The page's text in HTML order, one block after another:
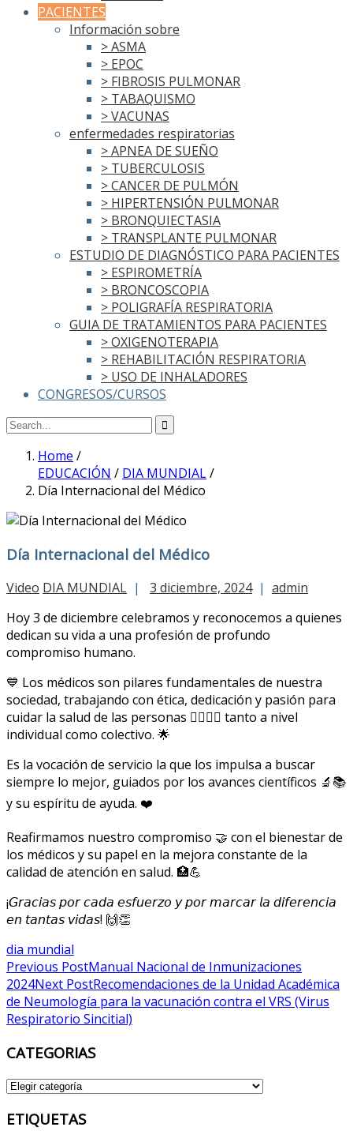
PACIENTES
Información sobre
> ASMA
> EPOC
> FIBROSIS PULMONAR
> TABAQUISMO
> VACUNAS
enfermedades respiratorias
> APNEA DE SUEÑO
> TUBERCULOSIS
> CANCER DE PULMÓN
> HIPERTENSIÓN PULMONAR
> BRONQUIECTASIA
> TRANSPLANTE PULMONAR
ESTUDIO DE DIAGNÓSTICO PARA PACIENTES
> ESPIROMETRÍA
> BRONCOSCOPIA
> POLIGRAFÍA RESPIRATORIA
GUIA DE TRATAMIENTOS PARA PACIENTES
> OXIGENOTERAPIA
> REHABILITACIÓN RESPIRATORIA
> USO DE INHALADORES
CONGRESOS/CURSOS
Home /
EDUCACIÓN / DIA MUNDIAL/
Día Internacional del Médico
Día Internacional del Médico
Video DIA MUNDIAL | 3 diciembre, 2024| admin
Hoy 3 de diciembre celebramos y reconocemos a quienes
dedican su vida a una profesión de profundo
compromiso humano.
💙 Los médicos son pilares fundamentales de nuestra
sociedad, trabajando con ética, dedicación y pasión para
cuidar la salud de las personas 🧑‍⚕️👩‍⚕️ tanto a nivel
individual como colectivo. 🌟
Es la vocación de servicio la que los impulsa a buscar
siempre lo mejor, guiados por los avances científicos 🔬📚
y su espíritu de ayuda. ❤️
Reafirmamos nuestro compromiso 🤝 con el bienestar de
los médicos y su papel en la mejora constante de la
calidad de atención en salud. 🏥💪
¡𝘎𝘳𝘢𝘤𝘪𝘢𝘴 𝘱𝘰𝘳 𝘤𝘢𝘥𝘢 𝘦𝘴𝘧𝘶𝘦𝘳𝘻𝘰 𝘺 𝘱𝘰𝘳 𝘮𝘢𝘳𝘤𝘢𝘳 𝘭𝘢 𝘥𝘪𝘧𝘦𝘳𝘦𝘯𝘤𝘪𝘢
𝘦𝘯 𝘵𝘢𝘯𝘵𝘢𝘴 𝘷𝘪𝘥𝘢𝘴! 🙌👏
dia mundial
Post
navigation
Previous PostManual Nacional de Inmunizaciones
2024Next PostRecomendaciones de la Unidad Académica
de Neumología para la vacunación contra el VRS (Virus
Respiratorio Sincitial)
CATEGORIAS
CATEGORIAS
ETIQUETAS